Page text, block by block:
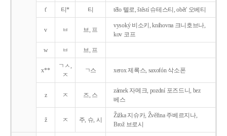
t' 티* 티 tělo 텔로, štěstí 슈테스티, obět' 오베티
v ㅂ 브, 프
vysoký 비소키, knihovna 크니호브나,
kov 코프
w ㅂ 브, 프
x**
ㄱㅅ,
ㅈ
ㄱ스 xerox 제록스, saxofón 삭소폰
z ㅈ 즈, 스
zámek 자메크, pozdní 포즈드니, bez
베스
ž ㅈ 주, 슈, 시
Žižka 지슈카, Žvěřina 주베르지나,
Brož 브로시